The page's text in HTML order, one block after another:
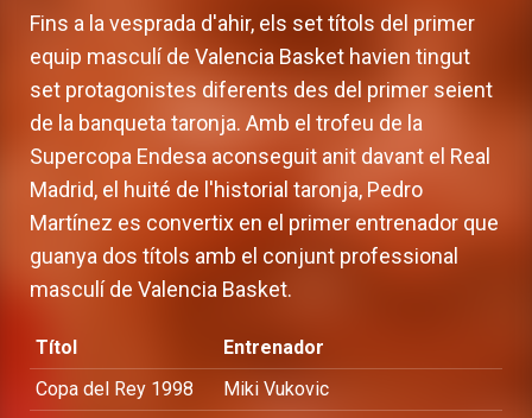
Fins a la vesprada d'ahir, els set títols del primer
equip masculí de Valencia Basket havien tingut
set protagonistes diferents des del primer seient
de la banqueta taronja. Amb el trofeu de la
Supercopa Endesa aconseguit anit davant el Real
Madrid, el huité de l'historial taronja, Pedro
Martínez es convertix en el primer entrenador que
guanya dos títols amb el conjunt professional
masculí de Valencia Basket.
Títol
Entrenador
Copa del Rey 1998
Miki Vukovic